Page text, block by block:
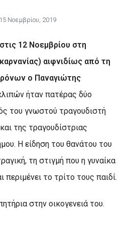
15 Νοεμβρίου, 2019
12 Νοεμβρίου στη
αιφνιδίως από τη
ο Παναγιώτης
ήταν πατέρας δύο
του γνωστού τραγουδιστή
της τραγουδίστριας
Η είδηση του θανάτου του
τη στιγμή που η γυναίκα
περιμένει το τρίτο τους παιδί.
στην οικογενειά του.